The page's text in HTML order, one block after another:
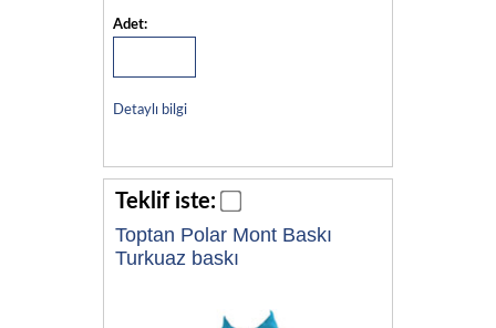
Adet:
Detaylı bilgi
Teklif iste:
Toptan Polar Mont Baskı
Turkuaz baskı